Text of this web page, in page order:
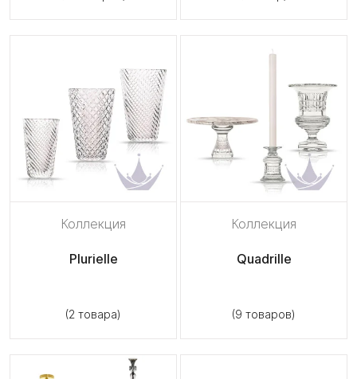
Коллекция
Plurielle
(2 товара)
Коллекция
Quadrille
(9 товаров)